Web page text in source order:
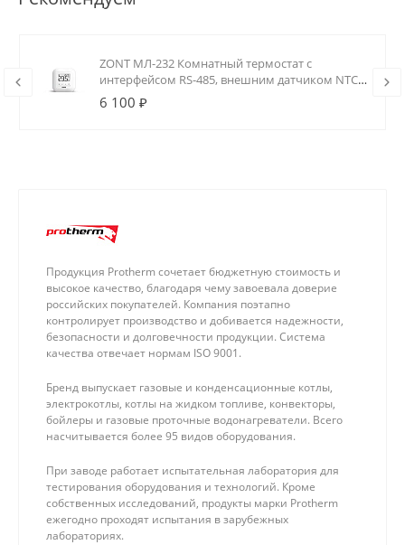
ZONT МЛ-232 Комнатный термостат с
интерфейсом RS-485, внешним датчиком NTC
и реле (0.5А)
6 100 ₽
Продукция Protherm сочетает бюджетную стоимость и
высокое качество, благодаря чему завоевала доверие
российских покупателей. Компания поэтапно
контролирует производство и добивается надежности,
безопасности и долговечности продукции. Система
качества отвечает нормам ISO 9001.
Бренд выпускает газовые и конденсационные котлы,
электрокотлы, котлы на жидком топливе, конвекторы,
бойлеры и газовые проточные водонагреватели. Всего
насчитывается более 95 видов оборудования.
При заводе работает испытательная лаборатория для
тестирования оборудования и технологий. Кроме
собственных исследований, продукты марки Protherm
ежегодно проходят испытания в зарубежных
лабораториях.